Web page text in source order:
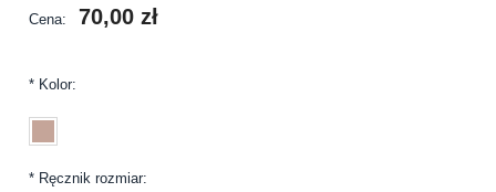
Cena: 70,00 zł
* Kolor:
* Ręcznik rozmiar: